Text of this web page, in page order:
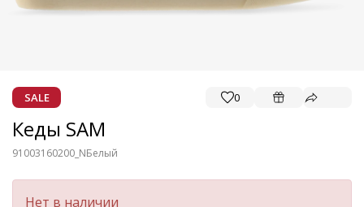
SALE 0
Кеды SAM
91003160200_NБелый
Нет в наличии